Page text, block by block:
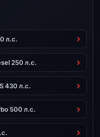
л.с.
250 л.с.
430 л.с.
500 л.с.